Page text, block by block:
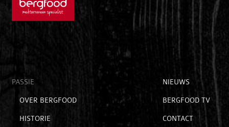
Open
submenu
voor
hoofditems
PASSIE
Open
voor
OVER BERGFOOD
HISTORIE
Open
voor
NIEUWS
BERGFOOD TV
CONTACT